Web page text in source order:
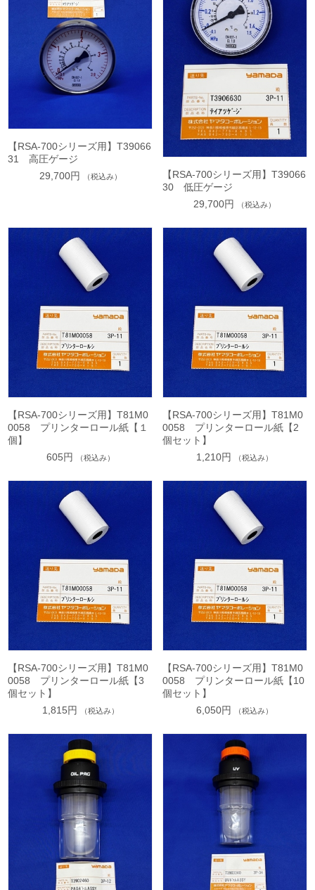
【RSA-700シリーズ用】T39066
31 高圧ゲージ
29,700円
（税込み）
【RSA-700シリーズ用】T39066
30 低圧ゲージ
29,700円
（税込み）
【RSA-700シリーズ用】T81M0
0058 プリンターロール紙【１
個】
605円
（税込み）
【RSA-700シリーズ用】T81M0
0058 プリンターロール紙【2
個セット】
1,210円
（税込み）
【RSA-700シリーズ用】T81M0
0058 プリンターロール紙【3
個セット】
1,815円
（税込み）
【RSA-700シリーズ用】T81M0
0058 プリンターロール紙【10
個セット】
6,050円
（税込み）